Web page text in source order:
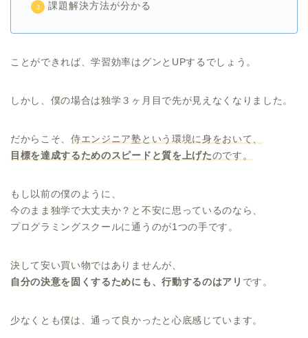
課題解決方法が分かる
ことができれば、学習効率はグンとUPするでしょう。
しかし、僕の場合は独学３ヶ月目で先が見えなくなりました。
だからこそ、侍エンジニア塾という環境に身をおいて、
目標を達成するためのスピードと質を上げたのです。
もし以前の僕のように、
今のまま独学で大丈夫か？と不安に思っているのなら、
プログラミングスクールに通うのが1つの手です。
決して安い買い物ではありませんが、
自分の決意を固くするためにも、行動するのはアリ です。
少なくとも僕は、通って良かったと心底感じています。